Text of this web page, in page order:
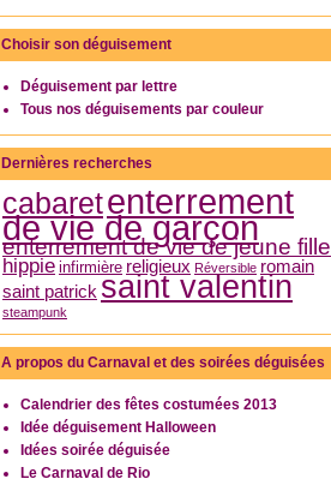
Choisir son déguisement
Déguisement par lettre
Tous nos déguisements par couleur
Dernières recherches
cabaretenterrement
de vie de garçon
enterrement de vie de jeune fille
hippie infirmière religieux Réversible romain
saint patrick saint valentin
steampunk
A propos du Carnaval et des soirées déguisées
Calendrier des fêtes costumées 2013
Idée déguisement Halloween
Idées soirée déguisée
Le Carnaval de Rio